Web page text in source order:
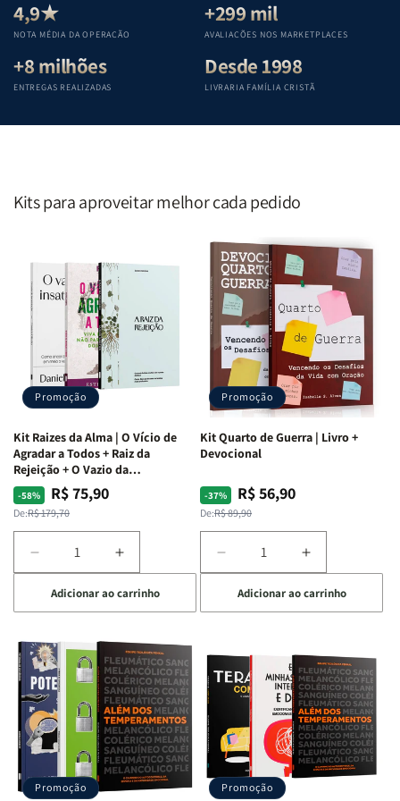
Teológica
Penkal
Penkal
Teológica
Penkal
4,9★
NOTA MÉDIA DA OPERAÇÃO
+299 mil
AVALIAÇÕES NOS MARKETPLACES
+8 milhões
ENTREGAS REALIZADAS
Desde 1998
LIVRARIA FAMÍLIA CRISTÃ
Kits para aproveitar melhor cada pedido
Promoção
Kit Raizes da Alma | O Vício de
Agradar a Todos + Raiz da
Rejeição + O Vazio da
Insatisfação.
-58%
Preço
normal
De:R$ 179,70
Preço
promocional
R$ 75,90
Diminuir
a
quantidade
de
Raizes
da
Alma
|
O
Vício
Agradar
Aumentar
a
quantidade
de
Raizes
da
Alma
|
O
Vício
de
Agradar
Adicionar ao carrinho
Promoção
Kit Quarto de Guerra | Livro +
Devocional
-37%
Preço
normal
De:R$ 89,90
Preço
promocional
R$ 56,90
Diminuir
a
quantidade
de
Quarto
de
Guerra
Livro
+
Devocional
Aumentar
a
quantidade
de
Quarto
de
Guerra
|
Livro
+
Devocional
Adicionar ao carrinho
Promoção Promoção